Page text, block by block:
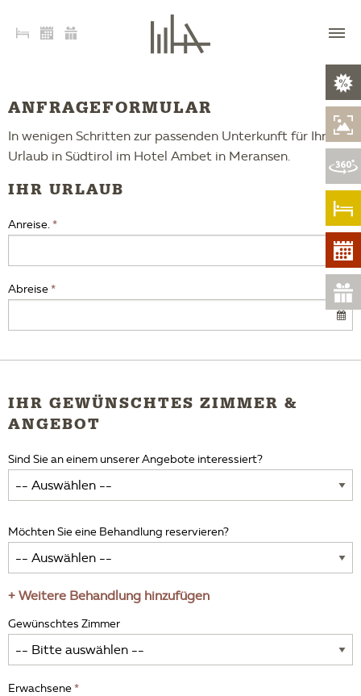
ANFRAGEFORMULAR
In wenigen Schritten zur passenden Unterkunft für Ihren
Urlaub in Südtirol im Hotel Ambet in Meransen.
IHR URLAUB
Anreise.
Abreise
IHR GEWÜNSCHTES ZIMMER &
ANGEBOT
Sind Sie an einem unserer Angebote interessiert?
Möchten Sie eine Behandlung reservieren?
+ Weitere Behandlung hinzufügen
Gewünschtes Zimmer
Erwachsene